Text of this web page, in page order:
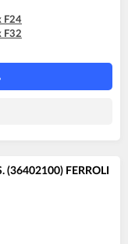
D
F24
F32
F24
(36402100) FERROLI